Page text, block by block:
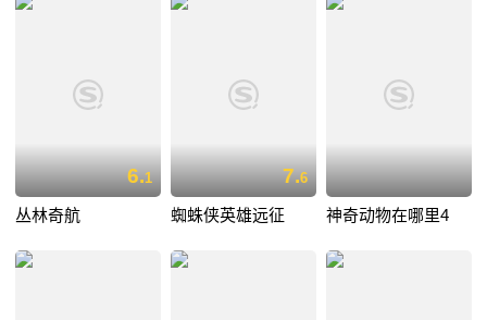
6.1
丛林奇航
7.6
蜘蛛侠英雄远征 神奇动物在哪里4